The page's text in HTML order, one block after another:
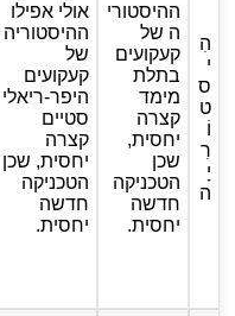
הִ
י
ס
ט
וֹ
רִ
יָ
ה
ההיסטורי
ה של
קעקועים
בתלת
מימד
קצרה
יחסית,
שכן
הטכניקה
חדשה
יחסית.
אולי אפילו
ההיסטוריה
של
קעקועים
היפר-ריאלי
סטיים
קצרה
יחסית, שכן
הטכניקה
חדשה
יחסית.